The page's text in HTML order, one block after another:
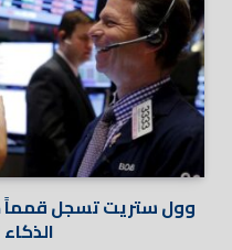
وول ستريت تسجل قمماً